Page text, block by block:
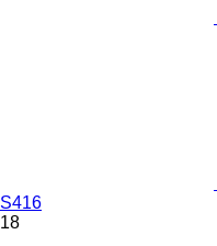
S416
18